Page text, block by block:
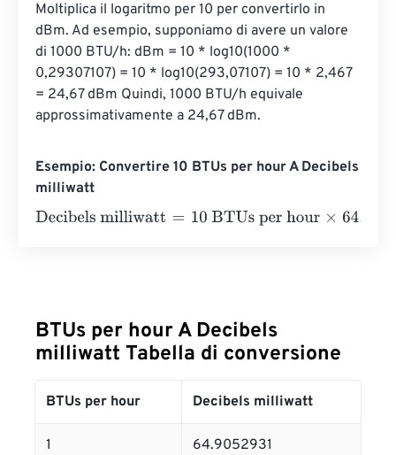
Moltiplica il logaritmo per 10 per convertirlo in
dBm. Ad esempio, supponiamo di avere un valore
di 1000 BTU/h: dBm = 10 * log10(1000 *
0,29307107) = 10 * log10(293,07107) = 10 * 2,467
= 24,67 dBm Quindi, 1000 BTU/h equivale
approssimativamente a 24,67 dBm.
Esempio: Convertire 10 BTUs per hour A Decibels
milliwatt
Decibels milliwatt=10 BTUs per hour×64.9052931=
BTUs per hour A Decibels
milliwatt Tabella di conversione
BTUs per hour Decibels milliwatt
1 64.9052931